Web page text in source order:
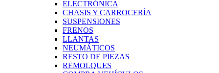
ELECTRÓNICA
CHASIS Y CARROCERÍA
SUSPENSIONES
FRENOS
LLANTAS
NEUMÁTICOS
RESTO DE PIEZAS
REMOLQUES